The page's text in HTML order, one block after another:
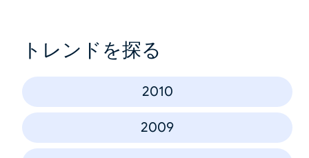
トレンドを探る
2010
2009